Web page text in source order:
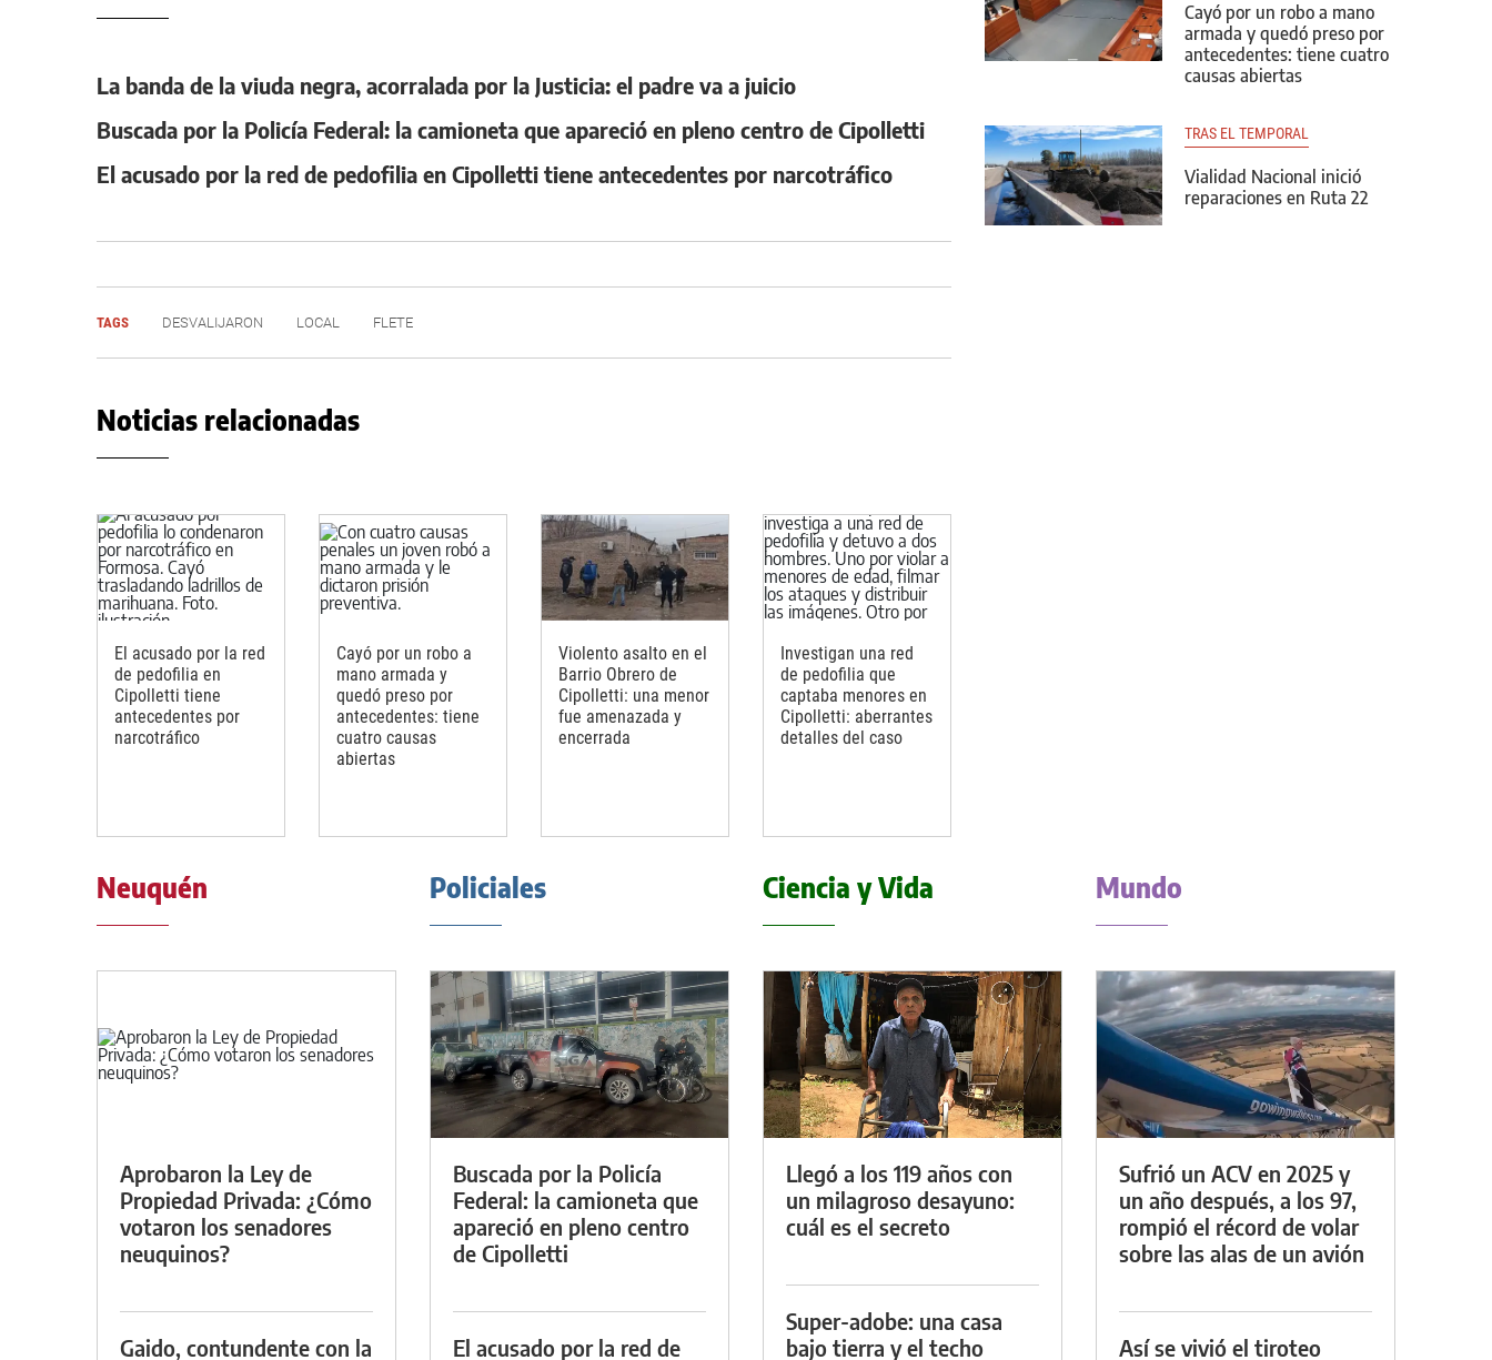
La banda de la viuda negra, acorralada por la Justicia: el padre va a juicio
Buscada por la Policía Federal: la camioneta que apareció en pleno centro de Cipolletti
El acusado por la red de pedofilia en Cipolletti tiene antecedentes por narcotráfico
TAGS DESVALIJARON LOCAL FLETE
Noticias relacionadas
El acusado por la red
de pedofilia en
Cipolletti tiene
antecedentes por
narcotráfico
Cayó por un robo a
mano armada y
quedó preso por
antecedentes: tiene
cuatro causas
abiertas
Violento asalto en el
Barrio Obrero de
Cipolletti: una menor
fue amenazada y
encerrada
Investigan una red
de pedofilia que
captaba menores en
Cipolletti: aberrantes
detalles del caso
Cayó por un robo a mano
armada y quedó preso por
antecedentes: tiene cuatro
causas abiertas
TRAS EL TEMPORAL
Vialidad Nacional inició
reparaciones en Ruta 22
Neuquén
Aprobaron la Ley de
Propiedad Privada: ¿Cómo
votaron los senadores
neuquinos?
Gaido, contundente con la
Policiales
Buscada por la Policía
Federal: la camioneta que
apareció en pleno centro
de Cipolletti
El acusado por la red de
Ciencia y Vida
Llegó a los 119 años con
un milagroso desayuno:
cuál es el secreto
Super-adobe: una casa
bajo tierra y el techo
Mundo
Sufrió un ACV en 2025 y
un año después, a los 97,
rompió el récord de volar
sobre las alas de un avión
Así se vivió el tiroteo